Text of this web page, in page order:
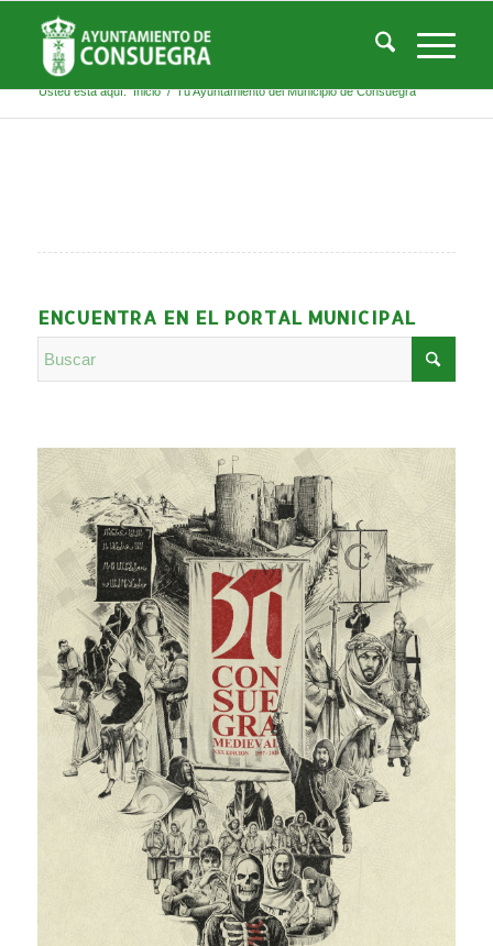
Listado de la etiqueta: Tu Ayuntamiento del
Municipio de Consuegra
Usted está aquí: Inicio / Tu Ayuntamiento del Municipio de Consuegra
ENCUENTRA EN EL PORTAL MUNICIPAL